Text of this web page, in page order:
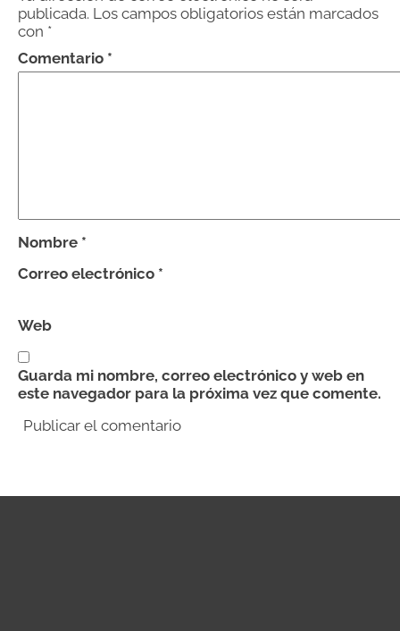
publicada. Los campos obligatorios están marcados
con *
Comentario *
Nombre *
Correo electrónico *
Web
Guarda mi nombre, correo electrónico y web en
este navegador para la próxima vez que comente.